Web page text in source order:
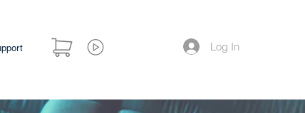
Log In